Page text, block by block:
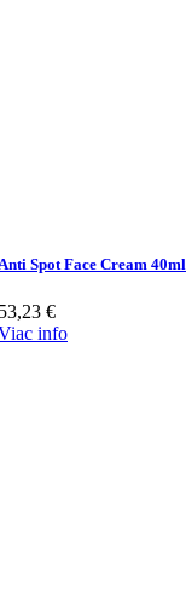
Spot Face Cream 40ml
€
info